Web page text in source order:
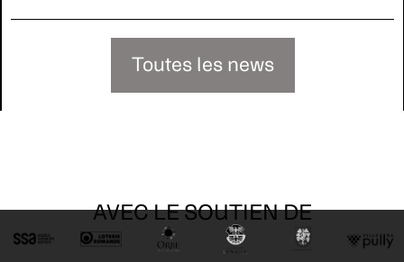
Toutes les news
AVEC LE SOUTIEN DE